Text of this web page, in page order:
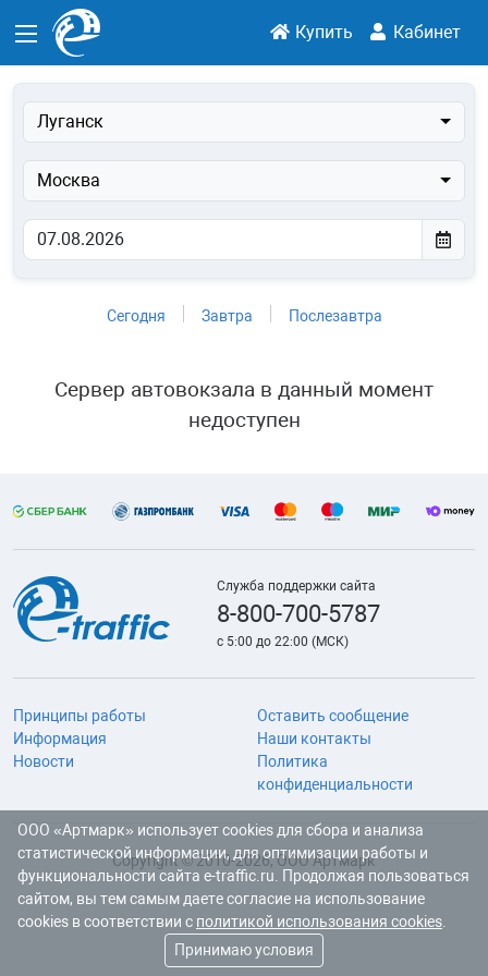
Купить Кабинет
Луганск
Москва
Сегодня Завтра Послезавтра
Сервер автовокзала в данный момент
недоступен
Служба поддержки сайта
8-800-700-5787
с 5:00 до 22:00 (МСК)
Принципы работы
Информация
Новости
Оставить сообщение
Наши контакты
Политика
конфиденциальности
Copyright © 2010-2026, ООО Артмарк
ООО «Артмарк» использует cookies для сбора и анализа
статистической информации, для оптимизации работы и
функциональности сайта e-traffic.ru. Продолжая пользоваться
сайтом, вы тем самым даете согласие на использование
cookies в соответствии с политикой использования cookies.
Принимаю условия